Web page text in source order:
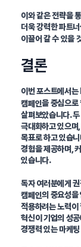
이와 같은 전략을
더욱 강력한 파트
이끌어 갈 수 있을
결론
이번 포스트에서
캠페인을 중심으로
살펴보았습니다.
극대화하고 있으며
목표로 하고 있습
경험을 제공하며,
있습니다.
독자 여러분에게
캠페인의 중요성을
적용하려는 노력
혁신이 기업의 성
경쟁력 있는 마케